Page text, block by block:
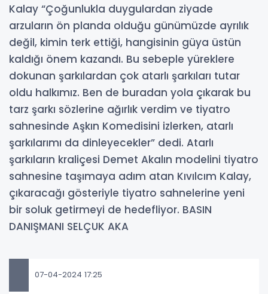
Kalay “Çoğunlukla duygulardan ziyade
arzuların ön planda olduğu günümüzde ayrılık
değil, kimin terk ettiği, hangisinin güya üstün
kaldığı önem kazandı. Bu sebeple yüreklere
dokunan şarkılardan çok atarlı şarkıları tutar
oldu halkımız. Ben de buradan yola çıkarak bu
tarz şarkı sözlerine ağırlık verdim ve tiyatro
sahnesinde Aşkın Komedisini izlerken, atarlı
şarkılarımı da dinleyecekler” dedi. Atarlı
şarkıların kraliçesi Demet Akalın modelini tiyatro
sahnesine taşımaya adım atan Kıvılcım Kalay,
çıkaracağı gösteriyle tiyatro sahnelerine yeni
bir soluk getirmeyi de hedefliyor. BASIN
DANIŞMANI SELÇUK AKA
07-04-2024 17:25